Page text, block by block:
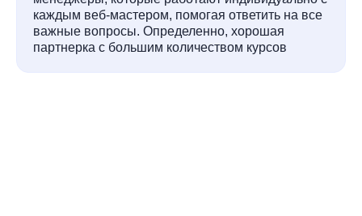
каждым веб-мастером, помогая ответить на все
важные вопросы. Определенно, хорошая
партнерка с большим количеством курсов